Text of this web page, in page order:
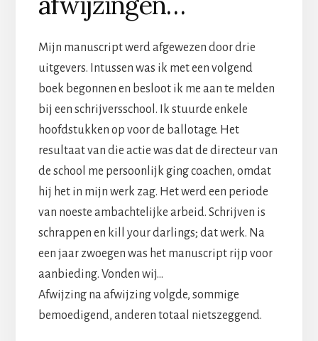
Mijn manuscript werd afgewezen door drie
uitgevers. Intussen was ik met een volgend
boek begonnen en besloot ik me aan te melden
bij een schrijversschool. Ik stuurde enkele
hoofdstukken op voor de ballotage. Het
resultaat van die actie was dat de directeur van
de school me persoonlijk ging coachen, omdat
hij het in mijn werk zag. Het werd een periode
van noeste ambachtelijke arbeid. Schrijven is
schrappen en kill your darlings; dat werk. Na
een jaar zwoegen was het manuscript rijp voor
aanbieding. Vonden wij…
Afwijzing na afwijzing volgde, sommige
bemoedigend, anderen totaal nietszeggend.